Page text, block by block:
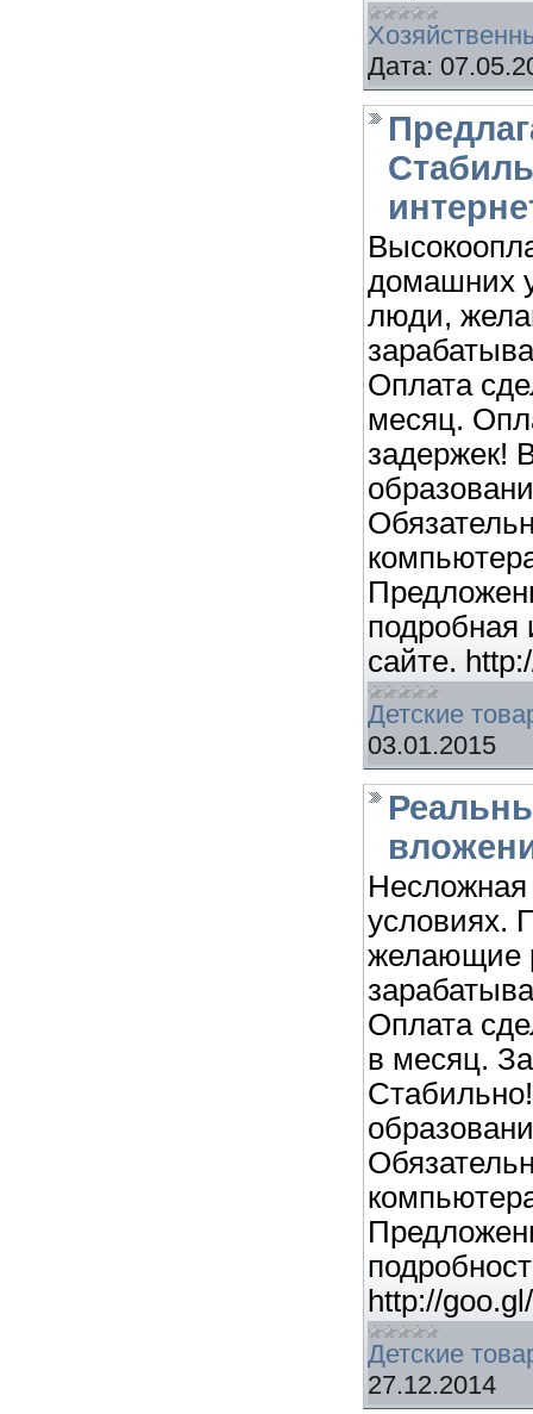
Дата:
домашних
люди,
Оплата
месяц.
задержек!
сайте.
Детские
03.01.2015
условиях.
желающие
Оплата
в месяц.
http://
Детские
27.12.2014